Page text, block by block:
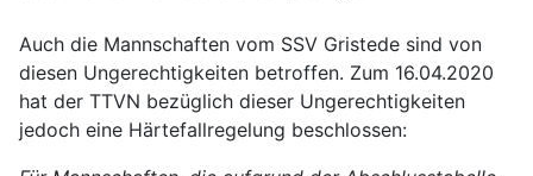
Auch die Mannschaften vom SSV Gristede sind von
diesen Ungerechtigkeiten betroffen. Zum 16.04.2020
hat der TTVN bezüglich dieser Ungerechtigkeiten
jedoch eine Härtefallregelung beschlossen: